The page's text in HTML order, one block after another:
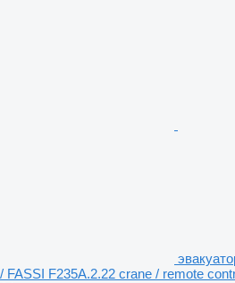
/ FASSI F235A.2.22 crane / remote